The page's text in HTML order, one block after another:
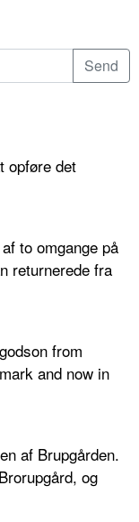
opføre det
to omgange på
returnerede fra
from
and now in
af Brupgården.
og